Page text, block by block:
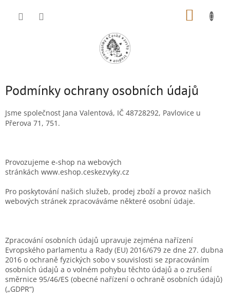
Podmínky ochrany osobních údajů
Jsme společnost Jana Valentová, IČ 48728292, Pavlovice u
Přerova 71, 751.
Provozujeme e-shop na webových
stránkách www.eshop.ceskezvyky.cz
Pro poskytování našich služeb, prodej zboží a provoz našich
webových stránek zpracováváme některé osobní údaje.
Zpracování osobních údajů upravuje zejména nařízení
Evropského parlamentu a Rady (EU) 2016/679 ze dne 27. dubna
2016 o ochraně fyzických sobo v souvislosti se zpracováním
osobních údajů a o volném pohybu těchto údajů a o zrušení
směrnice 95/46/ES (obecné nařízení o ochraně osobních údajů)
(„GDPR“)